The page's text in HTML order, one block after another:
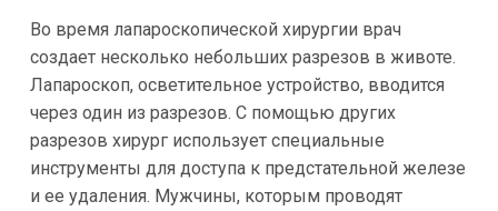
Во время лапароскопической хирургии врач
создает несколько небольших разрезов в животе.
Лапароскоп, осветительное устройство, вводится
через один из разрезов. С помощью других
разрезов хирург использует специальные
инструменты для доступа к предстательной железе
и ее удаления. Мужчины, которым проводят